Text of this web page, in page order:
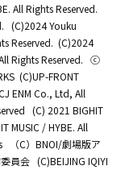
All Rights Reserved.
(C)2024 Youku
Reserved. (C)2024
Rights Reserved. ⓒ
(C)UP-FRONT
ENM Co., Ltd, All
(C) 2021 BIGHIT
MUSIC / HYBE. All
（C）BNOI/劇場版ア
員会 (C)BEIJING IQIYI